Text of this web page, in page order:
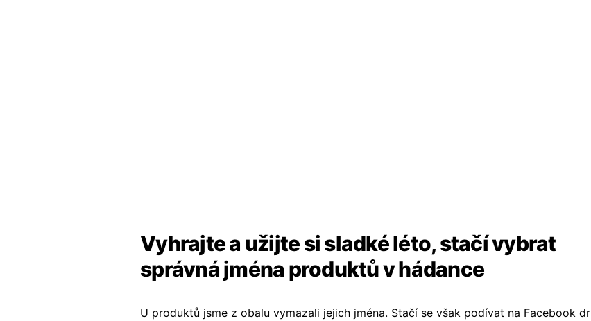
Vyhrajte a užijte si sladké léto, stačí vybrat
správná jména produktů v hádance
U produktů jsme z obalu vymazali jejich jména. Stačí se však podívat na Facebook dr